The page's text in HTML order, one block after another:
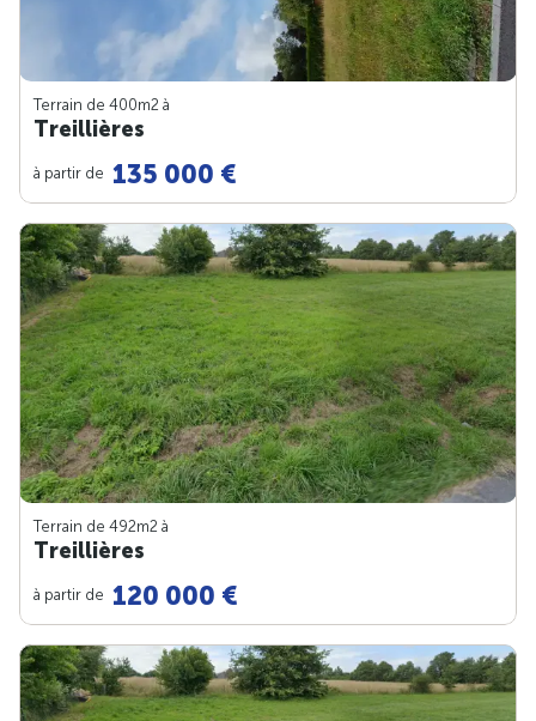
Terrain de 400m2 à
Treillières
à partir de 135 000 €
Terrain de 492m2 à
Treillières
à partir de 120 000 €